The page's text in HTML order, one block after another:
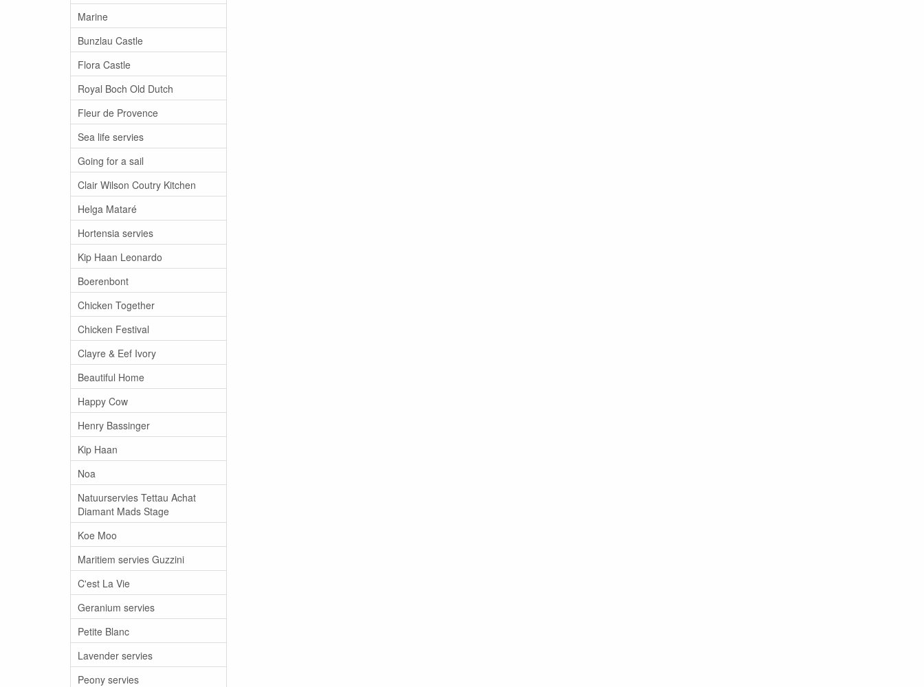
Marine
Bunzlau Castle
Flora Castle
Royal Boch Old Dutch
Fleur de Provence
Sea life servies
Going for a sail
Clair Wilson Coutry Kitchen
Helga Mataré
Hortensia servies
Kip Haan Leonardo
Boerenbont
Chicken Together
Chicken Festival
Clayre & Eef Ivory
Beautiful Home
Happy Cow
Henry Bassinger
Kip Haan
Noa
Natuurservies Tettau Achat
Diamant Mads Stage
Koe Moo
Maritiem servies Guzzini
C'est La Vie
Geranium servies
Petite Blanc
Lavender servies
Peony servies